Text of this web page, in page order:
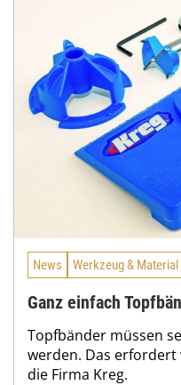
News Werkzeug & Material
Ganz einfach
Topfbänder müssen
werden. Das
die Firma Kreg.